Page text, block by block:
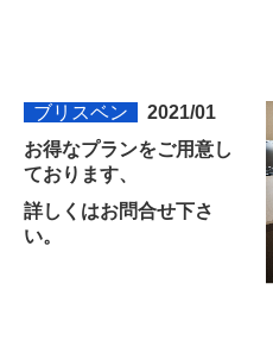
ブリスベン
2021/01
お得なプランをご用意し
ております、
詳しくはお問合せ下さ
い。